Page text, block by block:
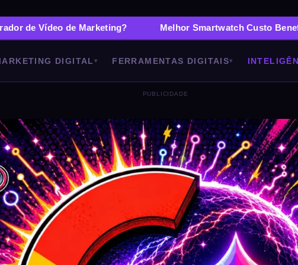
de Marketing? Melhor Smartwatch Custo Benefício: 6
DIGITAL ▾ FERRAMENTAS DIGITAIS▾
PUBLICIDADE